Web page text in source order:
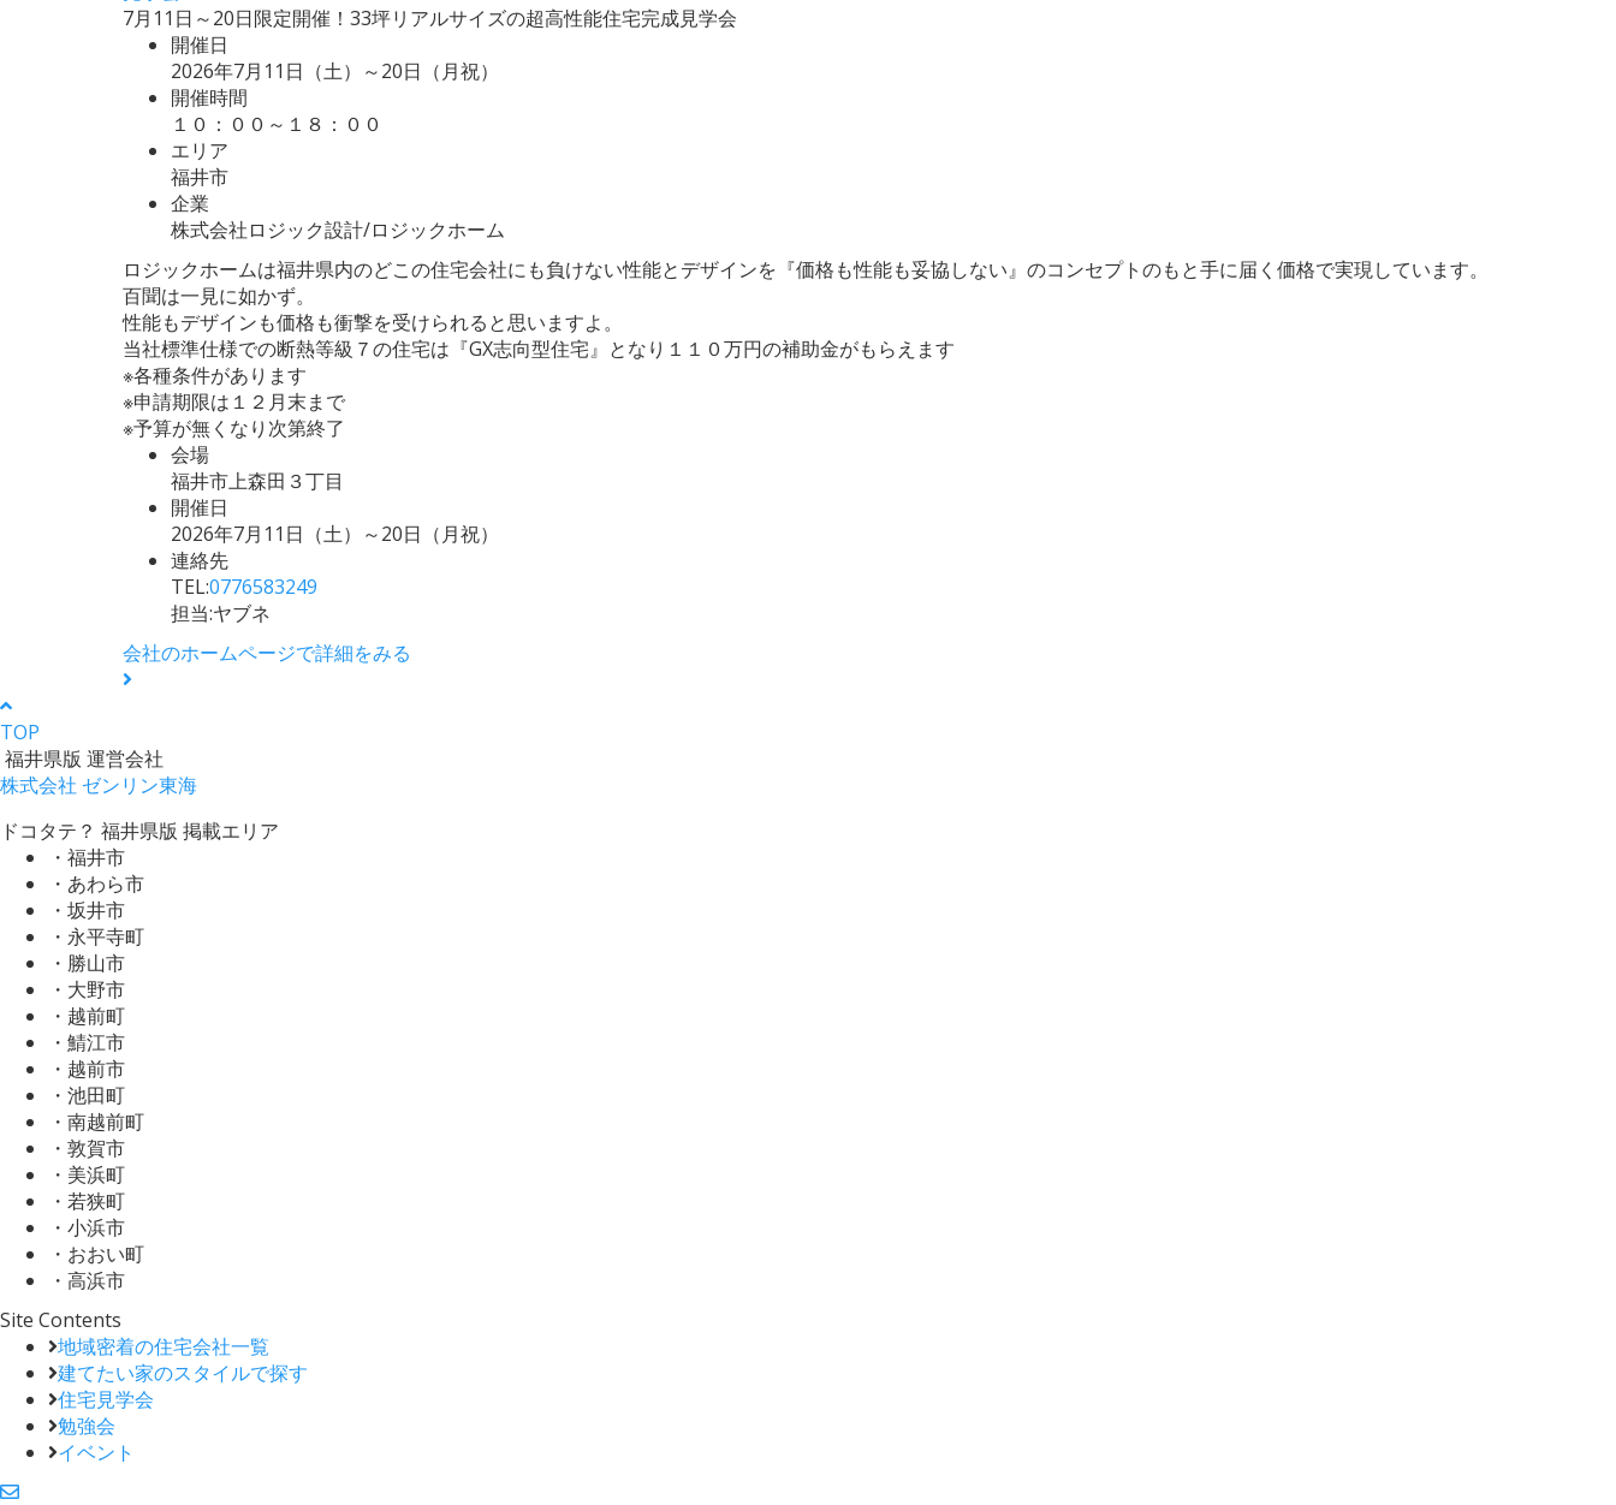
7月11日～20日限定開催！33坪リアルサイズの超高性能住宅完成見学会
開催日
2026年7月11日（土）～20日（月祝）
開催時間
１０：００～１８：００
エリア
福井市
企業
株式会社ロジック設計/ロジックホーム
ロジックホームは福井県内のどこの住宅会社にも負けない性能とデザインを『価格も性能も妥協しない』のコンセプトのもと手に届く価格で実現しています。
百聞は一見に如かず。
性能もデザインも価格も衝撃を受けられると思いますよ。
当社標準仕様での断熱等級７の住宅は『GX志向型住宅』となり１１０万円の補助金がもらえます
※各種条件があります
※申請期限は１２月末まで
※予算が無くなり次第終了
会場
福井市上森田３丁目
開催日
2026年7月11日（土）～20日（月祝）
連絡先
TEL:0776583249
担当:ヤブネ
会社のホームページで詳細をみる
TOP
福井県版 運営会社
株式会社 ゼンリン東海
ドコタテ？ 福井県版 掲載エリア
・福井市
・あわら市
・坂井市
・永平寺町
・勝山市
・大野市
・越前町
・鯖江市
・越前市
・池田町
・南越前町
・敦賀市
・美浜町
・若狭町
・小浜市
・おおい町
・高浜市
Site Contents
地域密着の住宅会社一覧
建てたい家のスタイルで探す
住宅見学会
勉強会
イベント